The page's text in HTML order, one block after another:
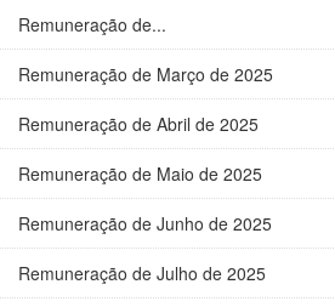
Remuneração de...
Remuneração de Março de 2025
Remuneração de Abril de 2025
Remuneração de Maio de 2025
Remuneração de Junho de 2025
Remuneração de Julho de 2025